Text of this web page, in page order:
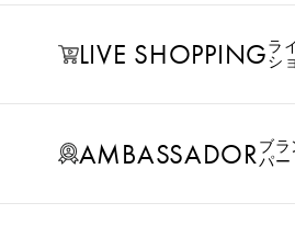
LIVE SHOPPINGラ
シ
AMBASSADORブラ
パー